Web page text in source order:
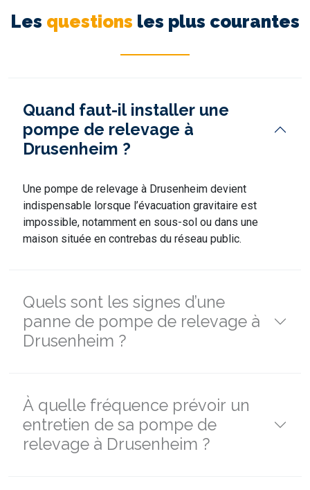
Les questions les plus courantes
Quand faut-il installer une
pompe de relevage à
Drusenheim ?
Une pompe de relevage à Drusenheim devient
indispensable lorsque l’évacuation gravitaire est
impossible, notamment en sous-sol ou dans une
maison située en contrebas du réseau public.
Quels sont les signes d’une
panne de pompe de relevage à
Drusenheim ?
À quelle fréquence prévoir un
entretien de sa pompe de
relevage à Drusenheim ?